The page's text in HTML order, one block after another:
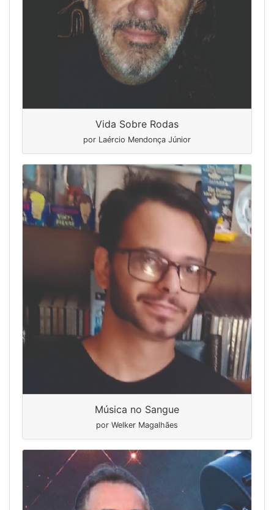
Vida Sobre Rodas
por Laércio Mendonça Júnior
Música no Sangue
por Welker Magalhães